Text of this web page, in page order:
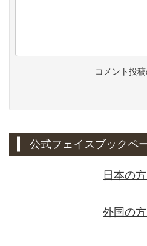
コメント投
公式フェイスブックペ
日本の
外国の